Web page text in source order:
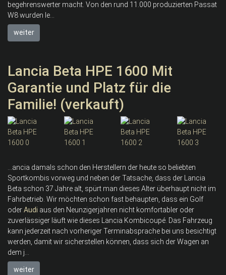
begehrenswerter macht. Von den rund 11.000 produzierten Passat
W8 wurden le...
weiter
Lancia Beta HPE 1600 Mit
Garantie und Platz für die
Familie! (verkauft)
...ancia damals schon den Herstellern der heute so beliebten
Sportkombis vorweg und neben der Tatsache, dass der Lancia
Beta schon 37 Jahre alt, spürt man dieses Alter überhaupt nicht im
Fahrbetrieb. Wir möchten schon fast behaupten, dass ein Golf
oderAudi aus den Neunzigerjahren nicht komfortabler oder
zuverlässiger läuft wie dieses Lancia Kombicoupé. Das Fahrzeug
kann jederzeit nach vorheriger Terminabsprache bei uns besichtigt
werden, damit wir sicherstellen können, dass sich der Wagen an
dem j...
weiter